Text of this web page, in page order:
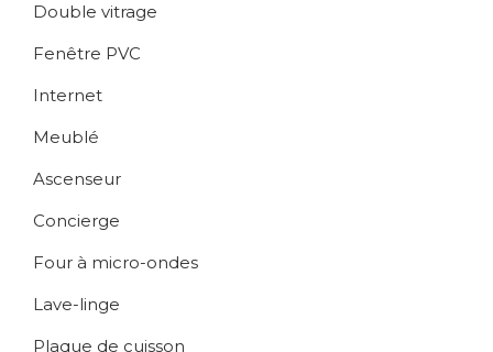
Double vitrage
Fenêtre PVC
Internet
Meublé
Ascenseur
Concierge
Four à micro-ondes
Lave-linge
Plaque de cuisson